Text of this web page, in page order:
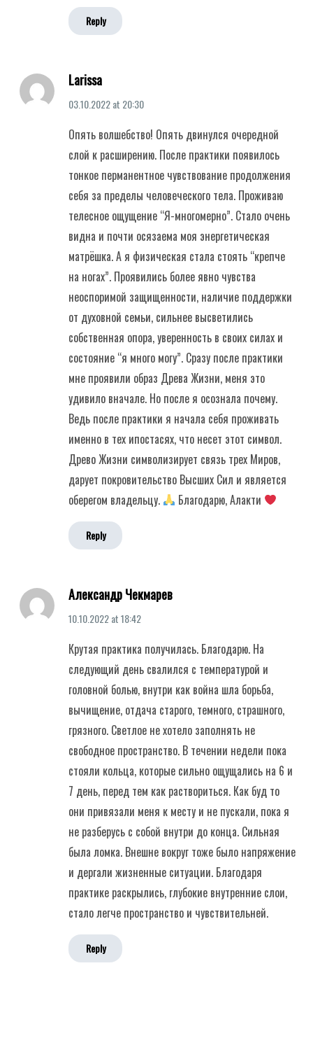
Reply
Larissa
03.10.2022at 20:30
Опять волшебство! Опять двинулся очередной
слой к расширению. После практики появилось
тонкое перманентное чувствование продолжения
себя за пределы человеческого тела. Проживаю
телесное ощущение “Я-многомерно”. Стало очень
видна и почти осязаема моя энергетическая
матрёшка. А я физическая стала стоять “крепче
на ногах”. Проявились более явно чувства
неоспоримой защищенности, наличие поддержки
от духовной семьи, сильнее высветились
собственная опора, уверенность в своих силах и
состояние “я много могу”. Сразу после практики
мне проявили образ Древа Жизни, меня это
удивило вначале. Но после я осознала почему.
Ведь после практики я начала себя проживать
именно в тех ипостасях, что несет этот символ.
Древо Жизни символизирует связь трех Миров,
дарует покровительство Высших Сил и является
оберегом владельцу.
Благодарю, Алакти
Reply
Александр Чекмарев
10.10.2022at18:42
Крутая практика получилась. Благодарю. На
следующий день свалился с температурой и
головной болью, внутри как война шла борьба,
вычищение, отдача старого, темного, страшного,
грязного. Светлое не хотело заполнять не
свободное пространство. В течении недели пока
стояли кольца, которые сильно ощущались на 6 и
7 день, перед тем как раствориться. Как буд то
они привязали меня к месту и не пускали, пока я
не разберусь с собой внутри до конца. Сильная
была ломка. Внешне вокруг тоже было напряжение
и дергали жизненные ситуации. Благодаря
практике раскрылись, глубокие внутренние слои,
стало легче пространство и чувствительней.
Reply